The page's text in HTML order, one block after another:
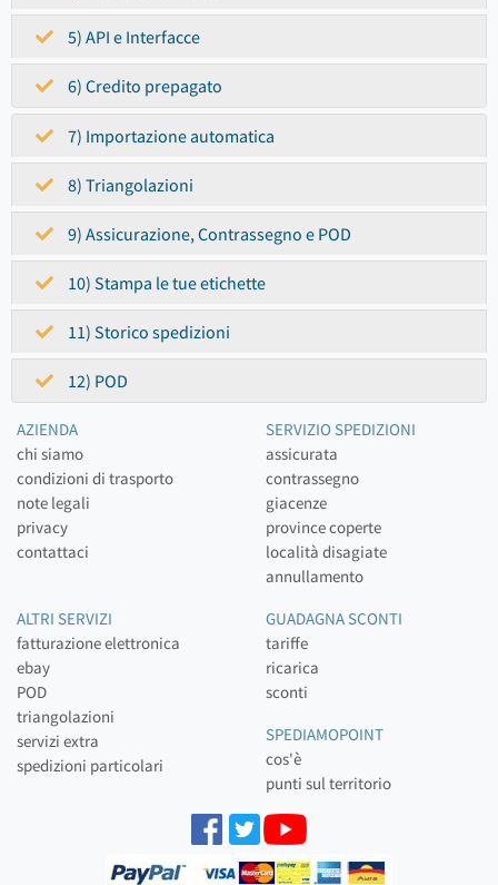
5) API e Interfacce
6) Credito prepagato
7) Importazione automatica
8) Triangolazioni
9) Assicurazione, Contrassegno e POD
10) Stampa le tue etichette
11) Storico spedizioni
12) POD
AZIENDA
chi siamo
condizioni di trasporto
note legali
privacy
contattaci
SERVIZIO SPEDIZIONI
assicurata
contrassegno
giacenze
province coperte
località disagiate
annullamento
ALTRI SERVIZI
fatturazione elettronica
ebay
POD
triangolazioni
servizi extra
spedizioni particolari
GUADAGNA SCONTI
tariffe
ricarica
sconti
SPEDIAMOPOINT
cos'è
punti sul territorio